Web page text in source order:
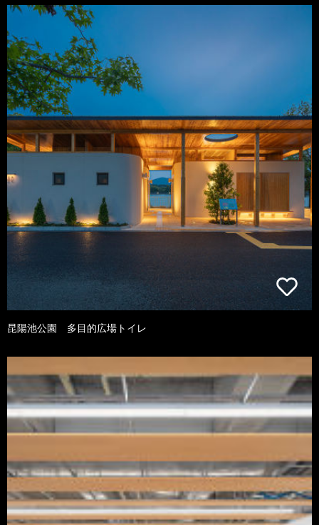
昆陽池公園 多目的広場トイレ